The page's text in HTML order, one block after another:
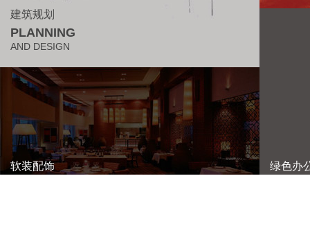
建筑规划
PLANNING
AND DESIGN
软装配饰 绿色办